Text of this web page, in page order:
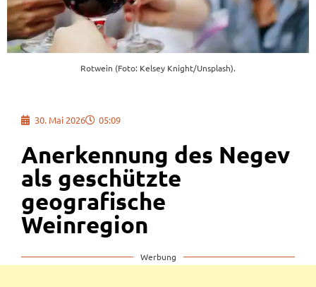
Rotwein (Foto: Kelsey Knight/Unsplash).
30. Mai 2026 05:09
Anerkennung des Negev
als geschützte
geografische
Weinregion
Werbung